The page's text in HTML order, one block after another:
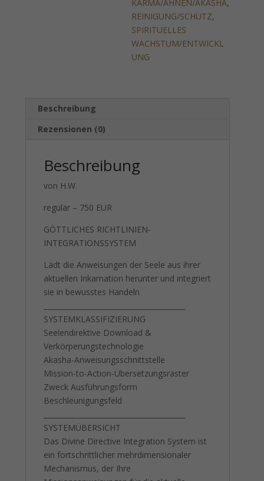
KARMA/AHNEN/AKASHA,
REINIGUNG/SCHUTZ,
SPIRITUELLES
WACHSTUM/ENTWICKL
UNG
Beschreibung
Rezensionen (0)
Beschreibung
von H.W.
regulär – 750 EUR
GÖTTLICHES RICHTLINIEN-
INTEGRATIONSSYSTEM
Lädt die Anweisungen der Seele aus ihrer
aktuellen Inkarnation herunter und integriert
sie in bewusstes Handeln
SYSTEMKLASSIFIZIERUNG
Seelendirektive Download &
Verkörperungstechnologie
Akasha-Anweisungsschnittstelle
Mission-to-Action-Übersetzungsraster
Zweck Ausführungsform
Beschleunigungsfeld
SYSTEMÜBERSICHT
Das Divine Directive Integration System ist
ein fortschrittlicher mehrdimensionaler
Mechanismus, der Ihre